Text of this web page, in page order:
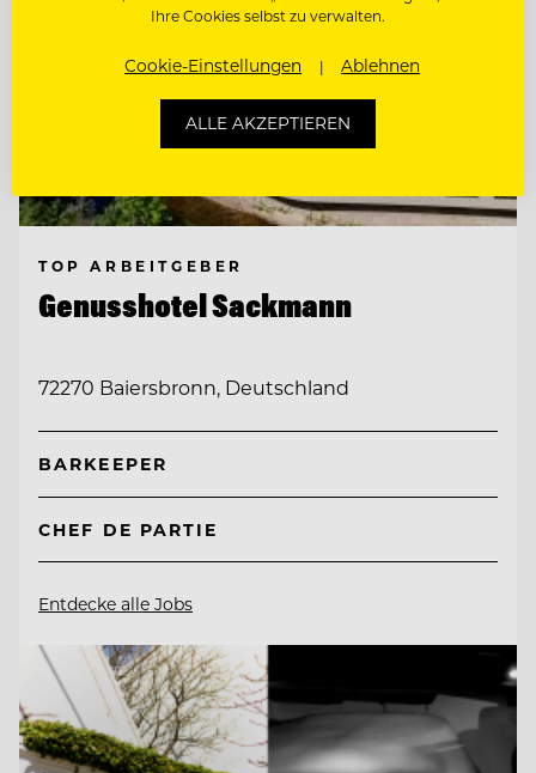
TOP ARBEITGEBER
Genusshotel Sackmann
72270 Baiersbronn, Deutschland
BARKEEPER
CHEF DE PARTIE
Entdecke alle Jobs
Ihre Cookies selbst zu verwalten.
Cookie-Einstellungen Ablehnen
ALLE AKZEPTIEREN